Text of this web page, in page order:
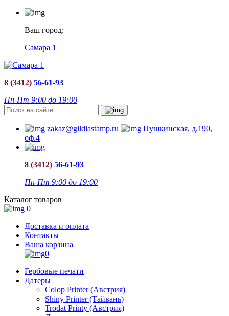
Ваш город:
Самара 1
8 (3412) 56-61-93
Пн-Пт 9:00 до 19:00
zakaz@gildiastamp.ru
Пушкинская, д.190,
оф.4
8 (3412) 56-61-93
Пн-Пт 9:00 до 19:00
Каталог товаров
0
Доставка и оплата
Контакты
Ваша корзина
0
Гербовые печати
Датеры
Colop Printer (Австрия)
Shiny Printer (Тайвань)
Trodat Printy (Австрия)